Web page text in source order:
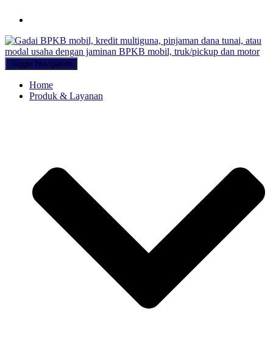
Toggle Navigation
Home
Produk & Layanan